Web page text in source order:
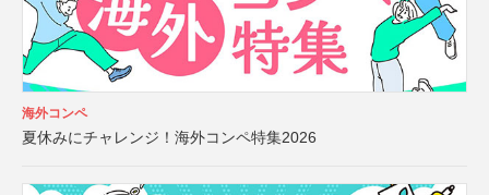
海外コンペ
夏休みにチャレンジ！海外コンペ特集2026